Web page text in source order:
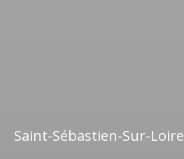
Saint-Sébastien-Sur-Loire